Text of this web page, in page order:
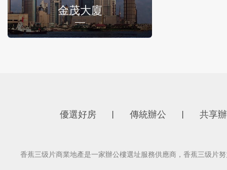
金茂大廈
優選好房 傳統辦公 共享
香蕉三级片商業地產是一家辦公樓選址服務供應商，香蕉三级片